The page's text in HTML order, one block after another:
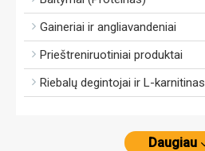
Gaineriai ir angliavandeniai
Prieštreniruotiniai produktai
Riebalų degintojai ir L-karnitinas
Daugiau